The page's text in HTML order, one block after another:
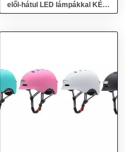
elől-hátul LED lámpákkal KÉK
S